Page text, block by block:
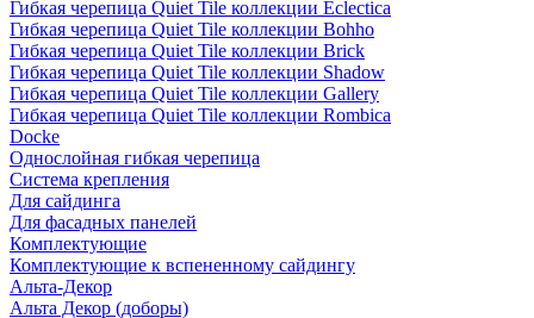
Гибкая черепица Quiet Tile коллекции Eclectica
Гибкая черепица Quiet Tile коллекции Bohho
Гибкая черепица Quiet Tile коллекции Brick
Гибкая черепица Quiet Tile коллекции Shadow
Гибкая черепица Quiet Tile коллекции Gallery
Гибкая черепица Quiet Tile коллекции Rombica
Docke
Однослойная гибкая черепица
Система крепления
Для сайдинга
Для фасадных панелей
Комплектующие
Комплектующие к вспененному сайдингу
Альта-Декор
Альта Декор (доборы)